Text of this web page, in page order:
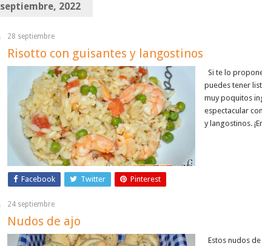
septiembre, 2022
28 septiembre
Risotto con guisantes y langostinos
Si te lo
puedes tener
muy poquitos
espectacular
y langostinos.
Facebook Twitter Pinterest
24 septiembre
Nudos de ajo
Estos nudos